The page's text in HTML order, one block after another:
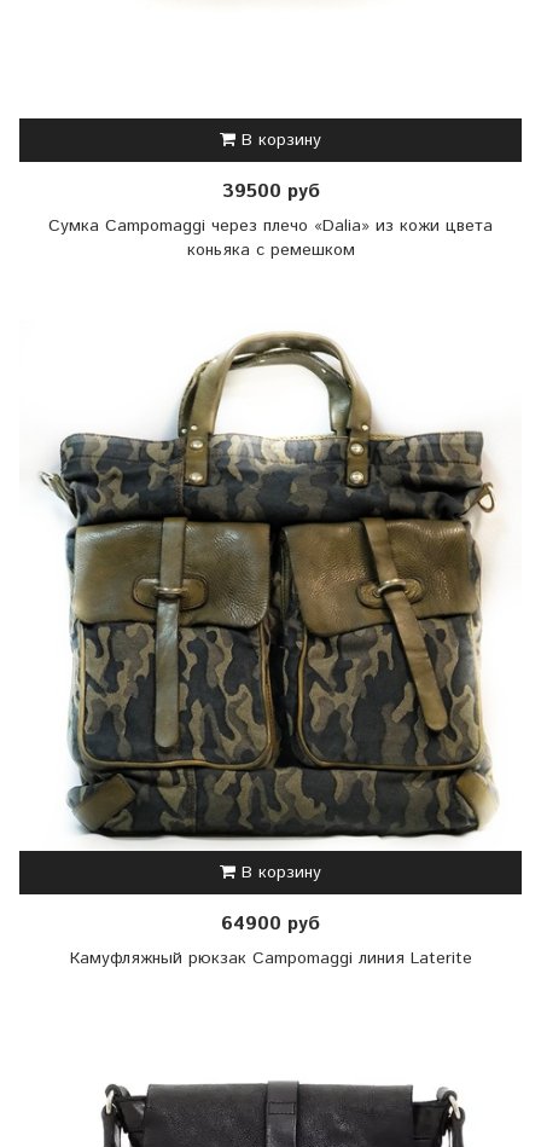
В корзину
39500 руб
Сумка Campomaggi через плечо «Dalia» из кожи цвета
коньяка с ремешком
В корзину
64900 руб
Камуфляжный рюкзак Campomaggi линия Laterite